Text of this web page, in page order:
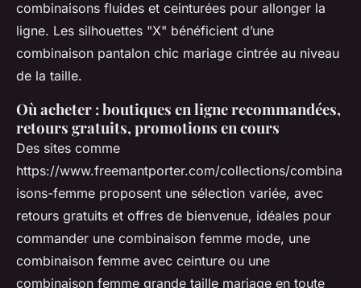
combinaisons fluides et ceinturées pour allonger la
ligne. Les silhouettes "X" bénéficient d’une
combinaison pantalon chic mariage cintrée au niveau
de la taille.
Où acheter : boutiques en ligne recommandées,
retours gratuits, promotions en cours
Des sites comme
https://www.freemantporter.com/collections/combina
isons-femme proposent une sélection variée, avec
retours gratuits et offres de bienvenue, idéales pour
commander une combinaison femme mode, une
combinaison femme avec ceinture ou une
combinaison femme grande taille mariage en toute